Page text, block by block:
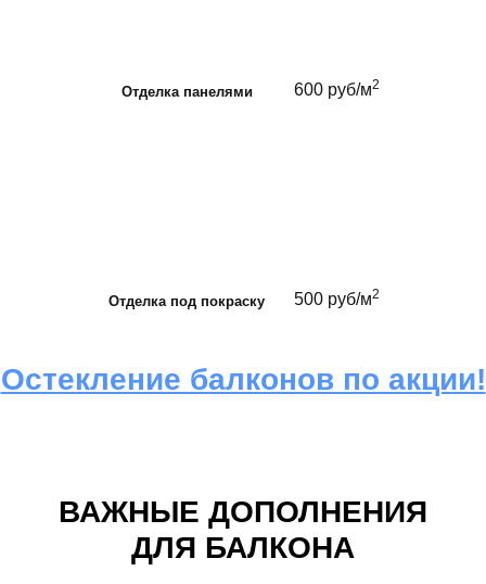
Отделка панелями 600 руб/м2
Отделка под покраску 500 руб/м2
Остекление балконов по акции!
ВАЖНЫЕ ДОПОЛНЕНИЯ
ДЛЯ БАЛКОНА